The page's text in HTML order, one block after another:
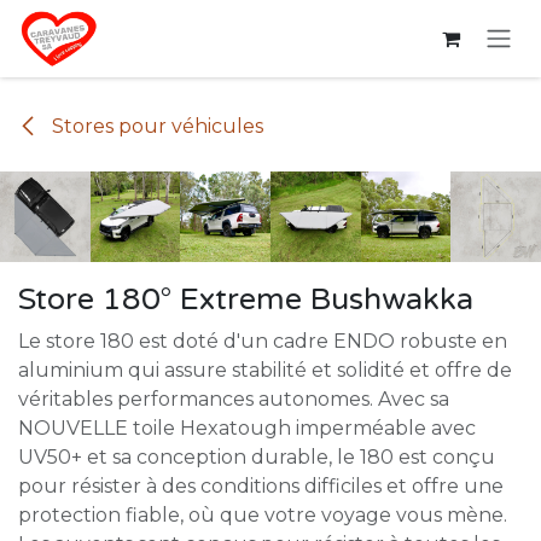
Se rendre au contenu
Stores pour véhicules
Store 180° Extreme Bushwakka
Le store 180 est doté d'un cadre ENDO robuste en
aluminium qui assure stabilité et solidité et offre de
véritables performances autonomes. Avec sa
NOUVELLE toile Hexatough imperméable avec
UV50+ et sa conception durable, le 180 est conçu
pour résister à des conditions difficiles et offre une
protection fiable, où que votre voyage vous mène.